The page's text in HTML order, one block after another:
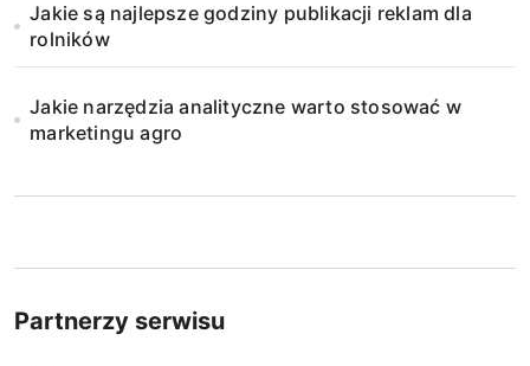
Jakie są najlepsze godziny publikacji reklam dla
rolników
Jakie narzędzia analityczne warto stosować w
marketingu agro
Partnerzy serwisu